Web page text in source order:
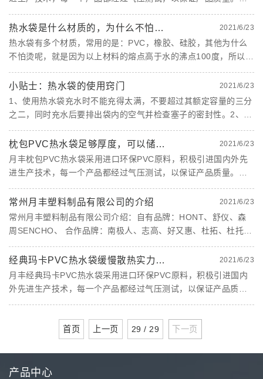
温持久，防爆防压，滴水不漏，双面温感，造型新颖，色彩艳
丽，散热均匀，提供舒适的温度，耐高温，热敷冷敷都可以，冷
热两用，耐腐蚀......
热水袋是什么材质的，为什么不怕烫？ 2021/6/23
热水袋有多个材质，常用的是：PVC，橡胶、硅胶，其他为什么
不怕烫呢，就是因为以上材料的熔点高于水的沸点100度，所以热
水下他是安全的，但是材料也会在高温上会老化，所以使用一定
年限我们需要更换热水袋的现在市面上热水袋相对来说：1、橡胶
最容易老......
小贴士：热水袋的使用窍门 2021/6/23
1、使用热水袋充水时不能充得太满，不要超过其额定容量的三分
之二，同时充水后要排出袋内的空气并检查塞子的密封性。2、充
热水袋的水温不宜太高，一般在80～90℃左右，不宜接触酸、
碱、油脂类物质。3、使用前应注意所用的热水袋是否有老化现象
及袋身厚......
枕包PVC热水袋足够厚度，可以储存更多热量！ 2021/6/23
月丰枕包PVC热水袋采用进口环保PVC原料，积极引进国内外先
进生产技术，每一个产品都经过气压测试，以保证产品质量。保
温持久，防爆防压，滴水不漏，双面温感，造型新颖，色彩艳
丽，散热均匀，提供舒适的温度，耐高温，热敷冷敷都可以，冷
热两用，耐腐蚀......
常州月丰塑料制品有限公司的介绍 2021/6/23
常州月丰塑料制品有限公司介绍：自有品牌：HONT、舒仪、森
周SENCHO、 合作品牌：南极人、志高、好又惠、杜拓、杜托、
扬子等等 常州月丰塑料制品有限公司 位于苏锡常经济圈中的 常
州市 武进区，地理位置优越，并与周边产业带齐进发展。
&nbs......
经典玛卡PVC热水袋缓慢散热实力续温！ 2021/6/23
月丰经典玛卡PVC热水袋采用进口环保PVC原料，积极引进国内
外先进生产技术，每一个产品都经过气压测试，以保证产品质
量。保温持久，防爆防压，滴水不漏，双面温感，造型新颖，色
以，冷热两用，耐......
首页 上一页 29 / 29 下一页
产品中心